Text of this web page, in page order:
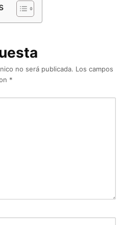
no será publicada. Los campos
*